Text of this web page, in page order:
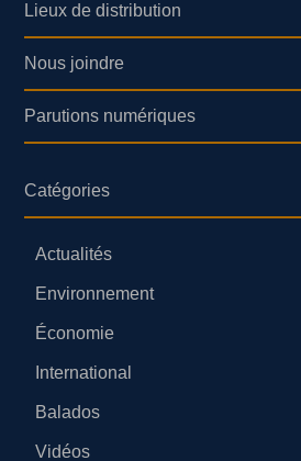
Lieux de distribution
Nous joindre
Parutions numériques
Catégories
Actualités
Environnement
Économie
International
Balados
Vidéos